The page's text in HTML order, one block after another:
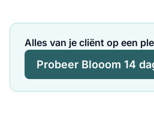
Alles van je cliënt op een
Probeer Blooom 14